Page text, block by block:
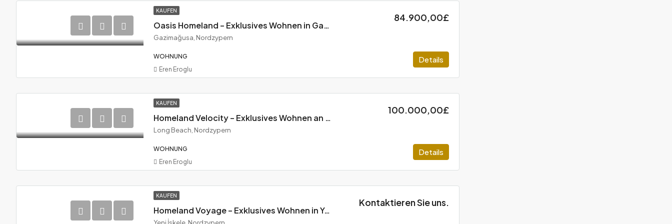
KAUFEN
Oasis Homeland – Exklusives Wohnen in Gazimagusa, Zypern
84.900,00£
Gazimağusa, Nordzypern
WOHNUNG Details
Eren Eroglu
KAUFEN
Homeland Velocity – Exklusives Wohnen an Long Beach, Zypern
100.000,00£
Long Beach, Nordzypern
WOHNUNG Details
Eren Eroglu
KAUFEN
Homeland Voyage – Exklusives Wohnen in Yeni iskele, Zypern
Kontaktieren Sie uns.